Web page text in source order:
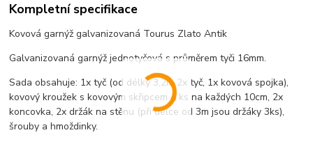
Kompletní specifikace
Kovová garnýž galvanizovaná Tourus Zlato Antik
Galvanizovaná garnýž jednotyčová s průměrem tyči 16mm.
Sada obsahuje: 1x tyč (od délky 3,2m 2x tyč, 1x kovová spojka),
kovový kroužek s kovovým skřipcem 1 ks na každých 10cm, 2x
koncovka, 2x držák na stěnu (při délce od 3m jsou držáky 3ks),
šrouby a hmoždinky.